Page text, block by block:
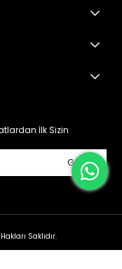
İlk Sizin
Gönder
Saklıdır.